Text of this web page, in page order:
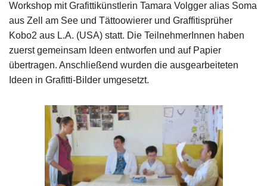
Workshop mit Grafittikünstlerin Tamara Volgger alias Soma
aus Zell am See und Tättoowierer und Graffitisprüher
Kobo2 aus L.A. (USA) statt. Die TeilnehmerInnen haben
zuerst gemeinsam Ideen entworfen und auf Papier
übertragen. Anschließend wurden die ausgearbeiteten
Ideen in Grafitti-Bilder umgesetzt.